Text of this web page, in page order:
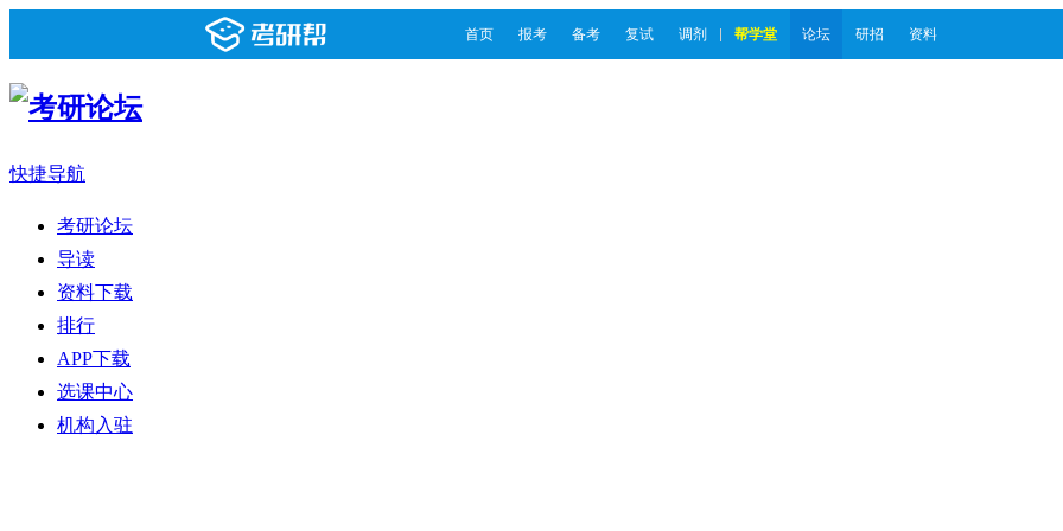
首页 报考 备考 复试 调剂 帮学堂 论坛 研招 资料
快捷导航
考研论坛
导读
资料下载
排行
APP下载
选课中心
机构入驻